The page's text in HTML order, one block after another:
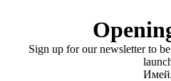
Sign up for our newsletter to